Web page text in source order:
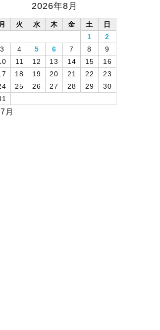
2026年8月
月 火 水 木 金 土
日
1
2
3
4 5 6 7 8
9
11 12 13 14 15
16
18 19 20 21 22
23
25 26 27 28 29
30
月